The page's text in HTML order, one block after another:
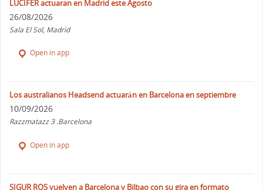
LUCIFER actuaran en Madrid este Agosto
26/08/2026
Sala El Sol, Madrid
Open in app
Los australianos Headsend actuarán en Barcelona en septiembre
10/09/2026
Razzmatazz 3 .Barcelona
Open in app
SIGUR ROS vuelven a Barcelona y Bilbao con su gira en formato